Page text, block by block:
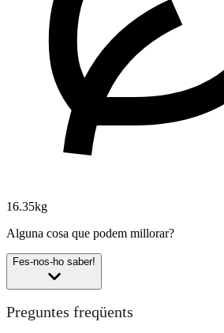
16.35kg
Alguna cosa que podem millorar?
Fes-nos-ho saber!
Preguntes freqüents